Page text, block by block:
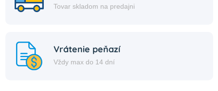
Tovar skladom na predajni
Vrátenie peňazí
Vždy max do 14 dní